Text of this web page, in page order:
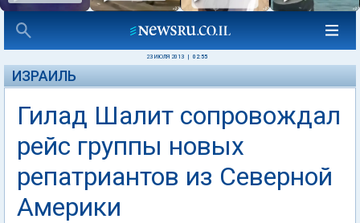
23 ИЮЛЯ 2013 02:55
ИЗРАИЛЬ
Гилад Шалит сопровождал
рейс группы новых
репатриантов из Северной
Америки